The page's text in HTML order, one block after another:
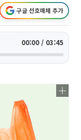
구글 선호매체 추가
00:00 / 03:45